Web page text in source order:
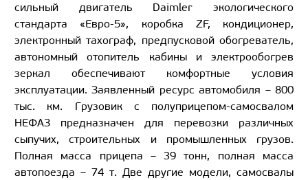
сильный двигатель Daimler экологического
стандарта «Евро-5», коробка ZF, кондиционер,
электронный тахограф, предпусковой обогреватель,
автономный отопитель кабины и электрообогрев
зеркал обеспечивают комфортные условия
эксплуатации. Заявленный ресурс автомобиля – 800
тыс. км. Грузовик с полуприцепом-самосвалом
НЕФАЗ предназначен для перевозки различных
сыпучих, строительных и промышленных грузов.
Полная масса прицепа – 39 тонн, полная масса
автопоезда – 74 т. Две другие модели, самосвалы